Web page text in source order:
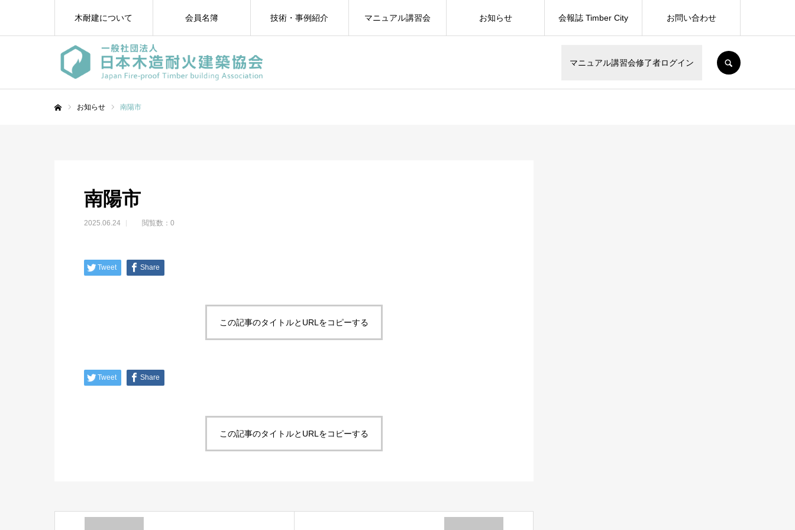
マニュアル講習会修了者ログイン
木耐建について 会員名簿 技術・事例紹介 マニュアル講習会 お知らせ 会報誌 Timber City お問い合わせ
お知らせ 南陽市
南陽市
2025.06.24 閲覧数：0
Tweet Share
この記事のタイトルとURLをコピーする
Tweet Share
この記事のタイトルとURLをコピーする